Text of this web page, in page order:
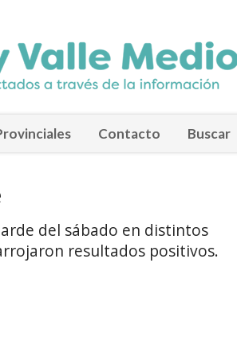
Contacto Buscar
del sábado en distintos
resultados positivos.